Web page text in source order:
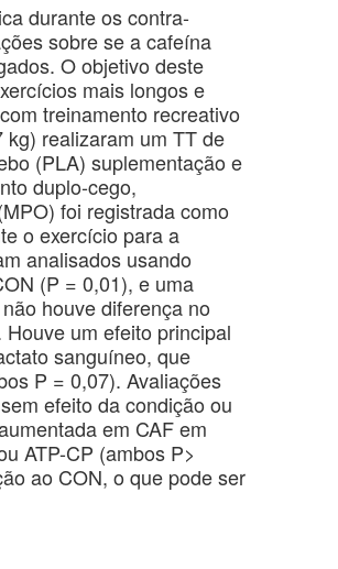
durante os contra-
sobre se a cafeína
O objetivo deste
mais longos e
treinamento recreativo
realizaram um TT de
(PLA) suplementação e
duplo-cego,
foi registrada como
o exercício para a
analisados ​​usando
(P = 0,01), e uma
houve diferença no
um efeito principal
sanguíneo, que
P = 0,07). Avaliações
efeito da condição ou
em CAF em
ATP-CP (ambos P>
ao CON, o que pode ser